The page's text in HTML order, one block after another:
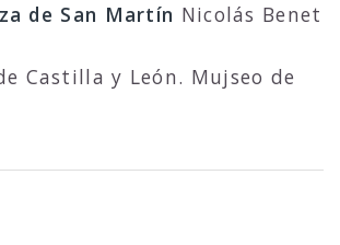
de San Martín Nicolás Benet
Castilla y León. Mujseo de